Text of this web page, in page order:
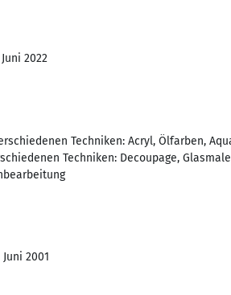
2022
Techniken: Acryl, Ölfarben,
Techniken: Decoupage,
2001